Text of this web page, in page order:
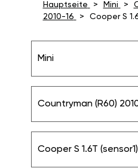
Hauptseite Mini
2010-16
Cooper S
Mini
Countryman (R60)
Cooper S 1.6T (sensor1)